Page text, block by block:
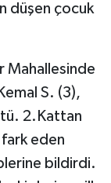
düşen çocuk
Mahallesinde
S. (3),
2.Kattan
fark eden
bildirdi.